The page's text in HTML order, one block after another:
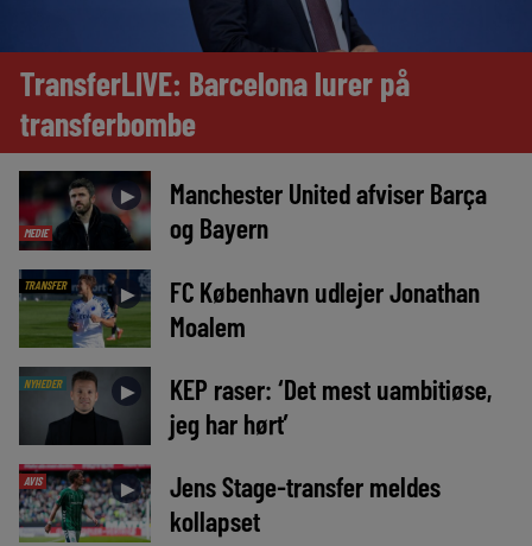
TransferLIVE: Barcelona lurer på
transferbombe
MEDIE
►
Manchester United afviser Barça
og Bayern
TRANSFER ►
FC København udlejer Jonathan
Moalem
NYHEDER ►
KEP raser: ‘Det mest uambitiøse,
jeg har hørt’
AVIS ►
Jens Stage-transfer meldes
kollapset